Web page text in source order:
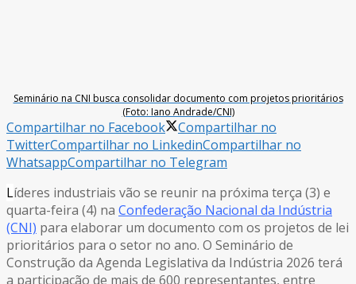
Seminário na CNI busca consolidar documento com projetos prioritários
(Foto: Iano Andrade/CNI)
Compartilhar no Facebook
Compartilhar no
TwitterCompartilhar no LinkedinCompartilhar no
WhatsappCompartilhar no Telegram
Líderes industriais vão se reunir na próxima terça (3) e
quarta-feira (4) na Confederação Nacional da Indústria
(CNI) para elaborar um documento com os projetos de lei
prioritários para o setor no ano. O Seminário de
Construção da Agenda Legislativa da Indústria 2026 terá
a participação de mais de 600 representantes, entre